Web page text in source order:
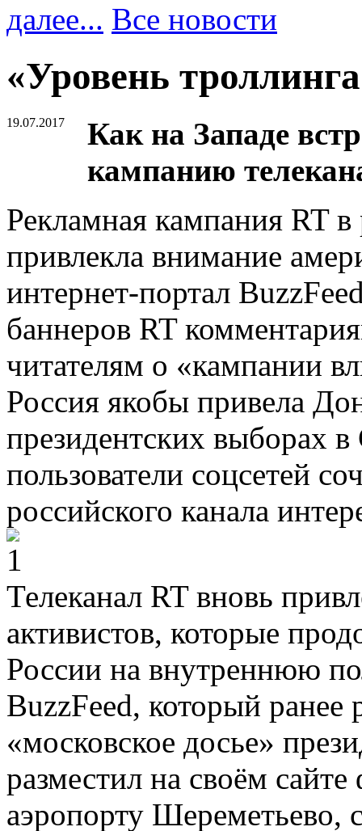
далее... Все новости
«Уровень
19.07.2017
Как на Западе
кампанию
Рекламная кампания RT
привлекла внимание
интернет-портал
баннеров RT
читателям о «кампании
Россия якобы привела
президентских
пользователи соцсетей
российского канала
Телеканал RT вновь
активистов, которые
России на внутреннюю
BuzzFeed, который ранее
«московское досье»
разместил на своём
аэропорту Шереметьево,